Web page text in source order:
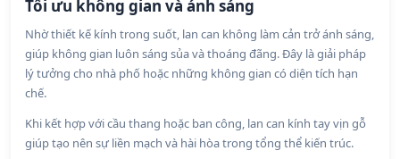
Tối ưu không gian và ánh sáng
Nhờ thiết kế kính trong suốt, lan can không làm cản trở ánh sáng,
giúp không gian luôn sáng sủa và thoáng đãng. Đây là giải pháp
lý tưởng cho nhà phố hoặc những không gian có diện tích hạn
chế.
Khi kết hợp với cầu thang hoặc ban công, lan can kính tay vịn gỗ
giúp tạo nên sự liền mạch và hài hòa trong tổng thể kiến trúc.